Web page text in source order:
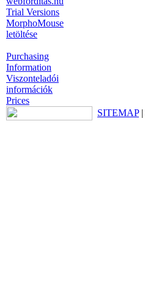
Trial Versions
MorphoMouse
letöltése
Purchasing
Information
Viszonteladói
információk
Prices
SITEMAP|